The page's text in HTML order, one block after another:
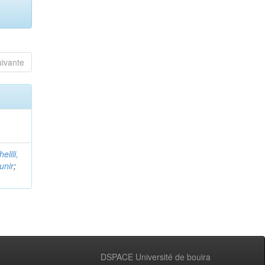
;
DSPACE Université de bouira